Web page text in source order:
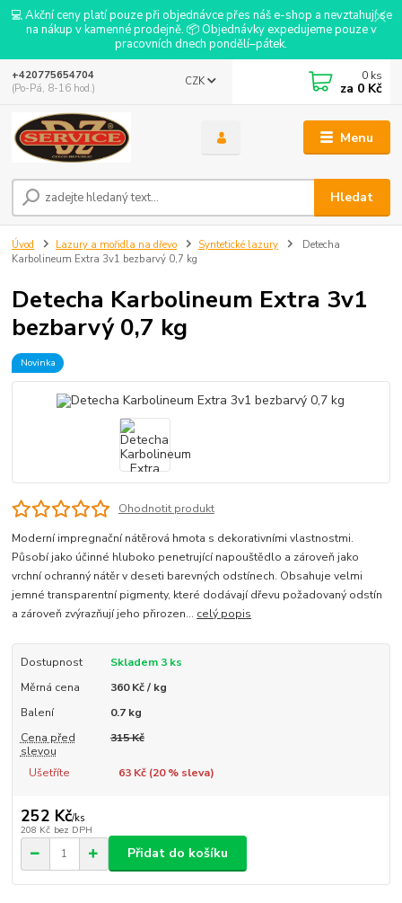
💻 Akční ceny platí pouze při objednávce přes náš e-shop a nevztahují se
na nákup v kamenné prodejně. 📦 Objednávky expedujeme pouze v
pracovních dnech pondělí–pátek.
Menu
CZK
Hledat
+420775654704
(Po-Pá, 8-16 hod.)
0 ks
za 0 Kč
Úvod Lazury a mořidla na dřevo Syntetické lazury
Detecha
Karbolineum Extra 3v1 bezbarvý 0,7 kg
Detecha Karbolineum Extra 3v1
bezbarvý 0,7 kg
Novinka
Ohodnotit produkt
Moderní impregnační nátěrová hmota s dekorativními vlastnostmi.
Působí jako účinné hluboko penetrující napouštědlo a zároveň jako
vrchní ochranný nátěr v deseti barevných odstínech. Obsahuje velmi
jemné transparentní pigmenty, které dodávají dřevu požadovaný odstín
a zároveň zvýrazňují jeho přirozen... celý popis
Dostupnost
Skladem 3 ks
Měrná cena
360 Kč / kg
Balení
0.7 kg
Cena před
slevou
315 Kč
Ušetříte 63 Kč (20% sleva)
252 Kč/ks
208 Kč bez DPH
Přidat do košíku